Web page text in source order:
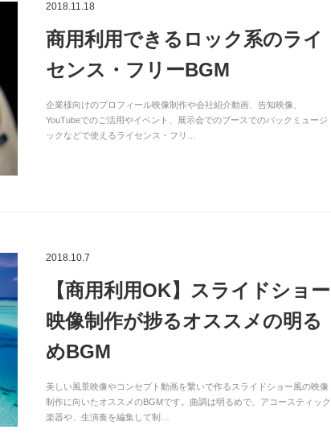
2018.11.18
商用利用できるロック系のライ
センス・フリーBGM
企業様向けのプロフィール映像制作や会社紹介動画、告知映像、
YouTubeでのご活用やイベント、展示会でのブースでのバックミュージ
ックなどで使えるライセンス・フリ…
2018.10.7
【商用利用OK】スライドショー
映像制作が捗るオススメの明る
めBGM
美しい風景映像やコンセプト動画を繋いで作るスライドショー風の映像
制作に向いたオススメのBGMです。曲調は明るめで、アコースティック
楽器や、生演奏を編集して制…